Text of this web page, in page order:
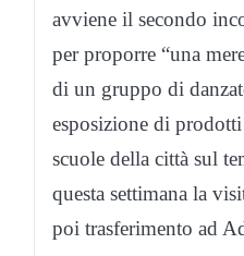
avviene il secondo
per proporre “una
di un gruppo di
esposizione di
scuole della città sul
questa settimana la
poi trasferimento ad